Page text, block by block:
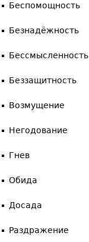
Беспомощность
Безнадёжность
Бессмысленность
Беззащитность
Возмущение
Негодование
Гнев
Обида
Досада
Раздражение